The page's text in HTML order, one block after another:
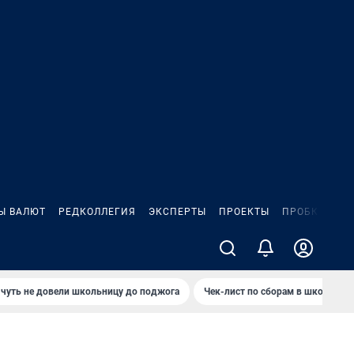
ВАЛЮТ РЕДКОЛЛЕГИЯ ЭКСПЕРТЫ ПРОЕКТЫ ПРОБКИ
не довели школьницу до поджога Чек-лист по сборам в школу в